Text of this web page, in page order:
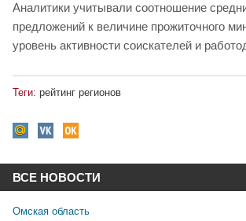
Аналитики учитывали соотношение
предложений к величине прожиточного
уровень активности соискателей и
Теги: рейтинг регионов
ВСЕ НОВОСТИ
Омская область